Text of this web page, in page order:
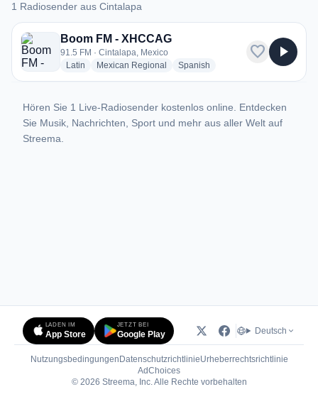
1 Radiosender aus Cintalapa
1 Radiosender aus Cintalapa
Boom FM - XHCCAG
91.5 FM · Cintalapa, Mexico
Latin radio stations
Mexican Regional radio stations
Spanish
favorite play_arrow
Hören Sie 1 Live-Radiosender kostenlos online. Entdecken
Sie Musik, Nachrichten, Sport und mehr aus aller Welt auf
Streema.
LADEN IM
App Store
JETZT BEI
Google Play Deutsch
Nutzungsbedingungen DatenschutzrichtlinieUrheberrechtsrichtlinie
AdChoices(öffnet in neuem Tab)
© 2026 Streema, Inc. Alle Rechte vorbehalten